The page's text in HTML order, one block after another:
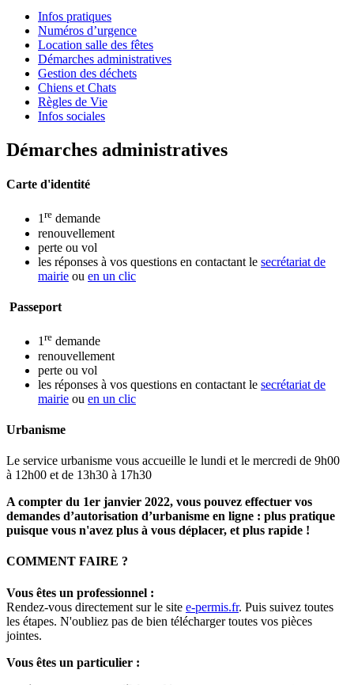
Infos pratiques
Numéros d’urgence
Location salle des fêtes
Démarches administratives
Gestion des déchets
Chiens et Chats
Règles de Vie
Infos sociales
Démarches administratives
Carte d'identité
1re demande
renouvellement
perte ou vol
les réponses à vos questions en contactant le secrétariat de
mairie ou en un clic
Passeport
1re demande
renouvellement
perte ou vol
les réponses à vos questions en contactant le secrétariat de
mairie ou en un clic
Urbanisme
Le service urbanisme vous accueille le lundi et le mercredi de 9h00
à 12h00 et de 13h30 à 17h30
A compter du 1er janvier 2022, vous pouvez effectuer vos
demandes d’autorisation d’urbanisme en ligne : plus pratique
puisque vous n'avez plus à vous déplacer, et plus rapide !
COMMENT FAIRE ?
Vous êtes un professionnel :
Rendez-vous directement sur le site e-permis.fr. Puis suivez toutes
les étapes. N'oubliez pas de bien télécharger toutes vos pièces
jointes.
Vous êtes un particulier :